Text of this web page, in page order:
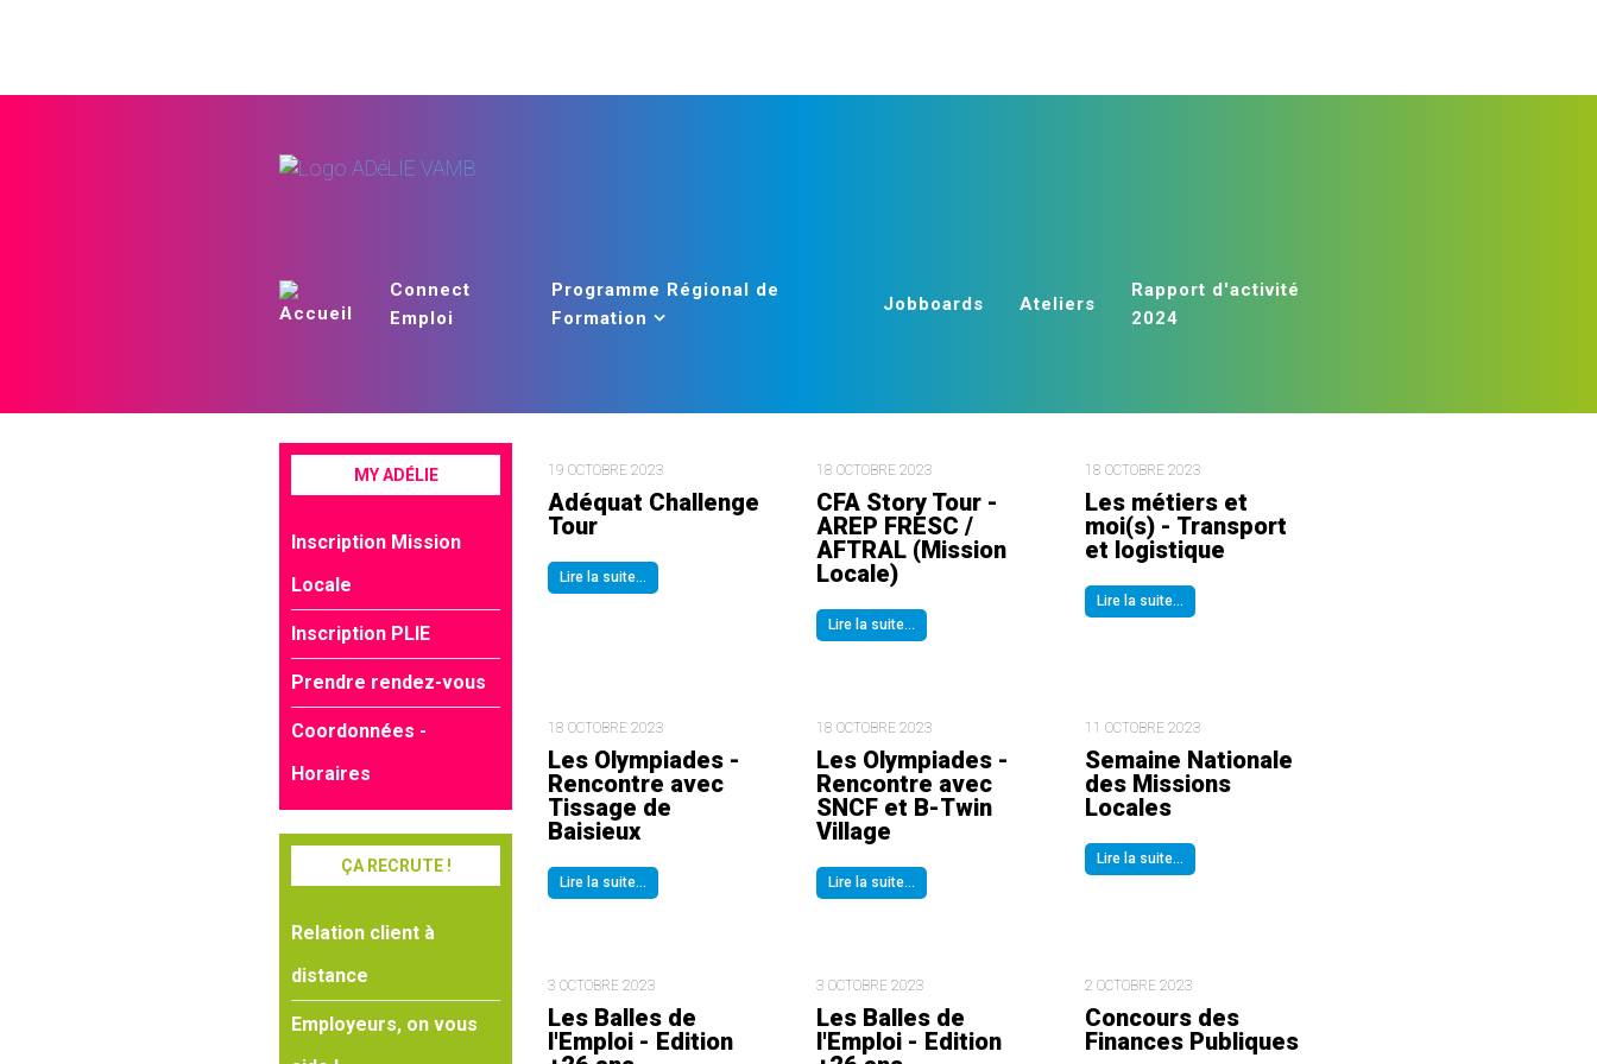
Connect
Emploi
Programme Régional de
Formation
Jobboards Ateliers
Rapport d'activité
2024
MY ADÉLIE
Inscription Mission
Locale
Inscription PLIE
Prendre rendez-vous
Coordonnées -
Horaires
ÇA RECRUTE !
Relation client à
distance
Employeurs, on vous
19 OCTOBRE 2023
Adéquat Challenge
Tour
Lire la suite...
18 OCTOBRE 2023
CFA Story Tour -
AREP FRESC /
AFTRAL (Mission
Locale)
Lire la suite...
18 OCTOBRE 2023
Les métiers et
moi(s) - Transport
et logistique
Lire la suite...
18 OCTOBRE 2023
Les Olympiades -
Rencontre avec
Tissage de
Baisieux
Lire la suite...
18 OCTOBRE 2023
Les Olympiades -
Rencontre avec
SNCF et B-Twin
Village
Lire la suite...
11 OCTOBRE 2023
Semaine Nationale
des Missions
Locales
Lire la suite...
3 OCTOBRE 2023
Les Balles de
l'Emploi - Edition
3 OCTOBRE 2023
Les Balles de
l'Emploi - Edition
2 OCTOBRE 2023
Concours des
Finances Publiques